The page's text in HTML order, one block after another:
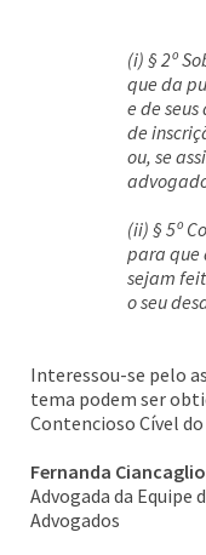
(i) § 2º
que da
e de
de
ou, se
(ii) § 5º
para que
sejam
o seu
Interessou-se pelo
tema podem ser
Contencioso Cível do
Fernanda
Advogada da Equipe
Advogados